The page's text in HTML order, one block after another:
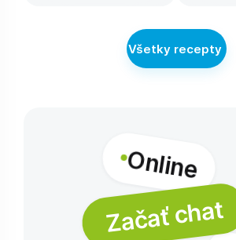
Všetky recepty
Online
Začať chat